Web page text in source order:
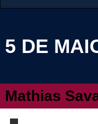
5 DE
Mathias